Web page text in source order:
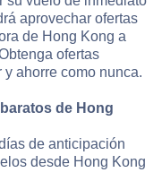
aprovechar ofertas
de Hong Kong a
ofertas
ahorre como nunca.
de Hong
de anticipación
desde Hong Kong